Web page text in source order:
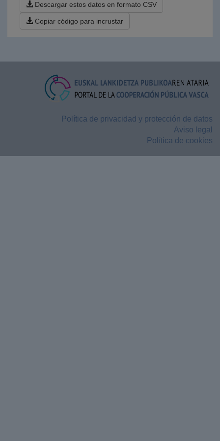
Descargar estos datos en formato CSV
Copiar código para incrustar
Política de privacidad y protección de datos
Aviso legal
Política de cookies